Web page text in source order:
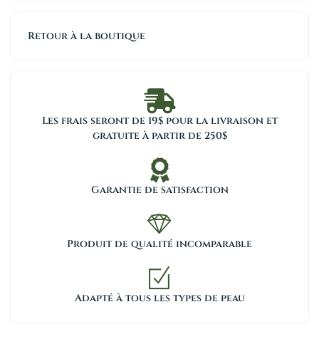
Retour à la boutique
Les frais seront de 19$ pour la livraison et
gratuite à partir de 250$
Garantie de satisfaction
Produit de qualité incomparable
Adapté à tous les types de peau